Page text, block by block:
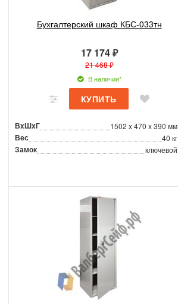
Бухгалтерский шкаф КБС-033тн
17 174 ₽
21 468 ₽
В наличии*
ВxШxГ 1502 x 470 x 390 мм
Вес 40 кг
Замок ключевой